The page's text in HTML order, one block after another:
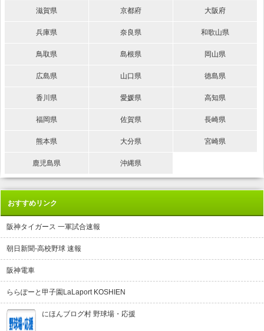
滋賀県 京都府 大阪府
兵庫県 奈良県 和歌山県
鳥取県 島根県 岡山県
広島県 山口県 徳島県
香川県 愛媛県 高知県
福岡県 佐賀県 長崎県
熊本県 大分県 宮崎県
鹿児島県 沖縄県
おすすめリンク
阪神タイガース 一軍試合速報
朝日新聞-高校野球 速報
阪神電車
ららぽーと甲子園LaLaport KOSHIEN
にほんブログ村 野球場・応援